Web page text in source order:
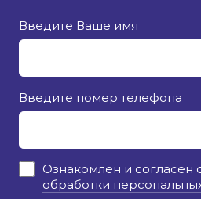
Введите Ваше имя
Введите номер телефона
Ознакомлен и согласен
обработки